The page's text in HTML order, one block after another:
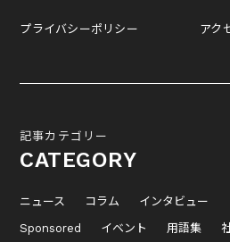
プライバシーポリシー アク
記事カテゴリー
CATEGORY
ニュース コラム インタビュー
Sponsored
イベント 用語集